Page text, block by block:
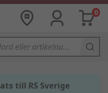
0
till RS Sverige